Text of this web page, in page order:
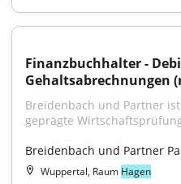
Finanzbuchhalter -
Gehaltsabrechnungen
Breidenbach und Partner
geprägte
Breidenbach und Partner
Wuppertal, Raum Hagen